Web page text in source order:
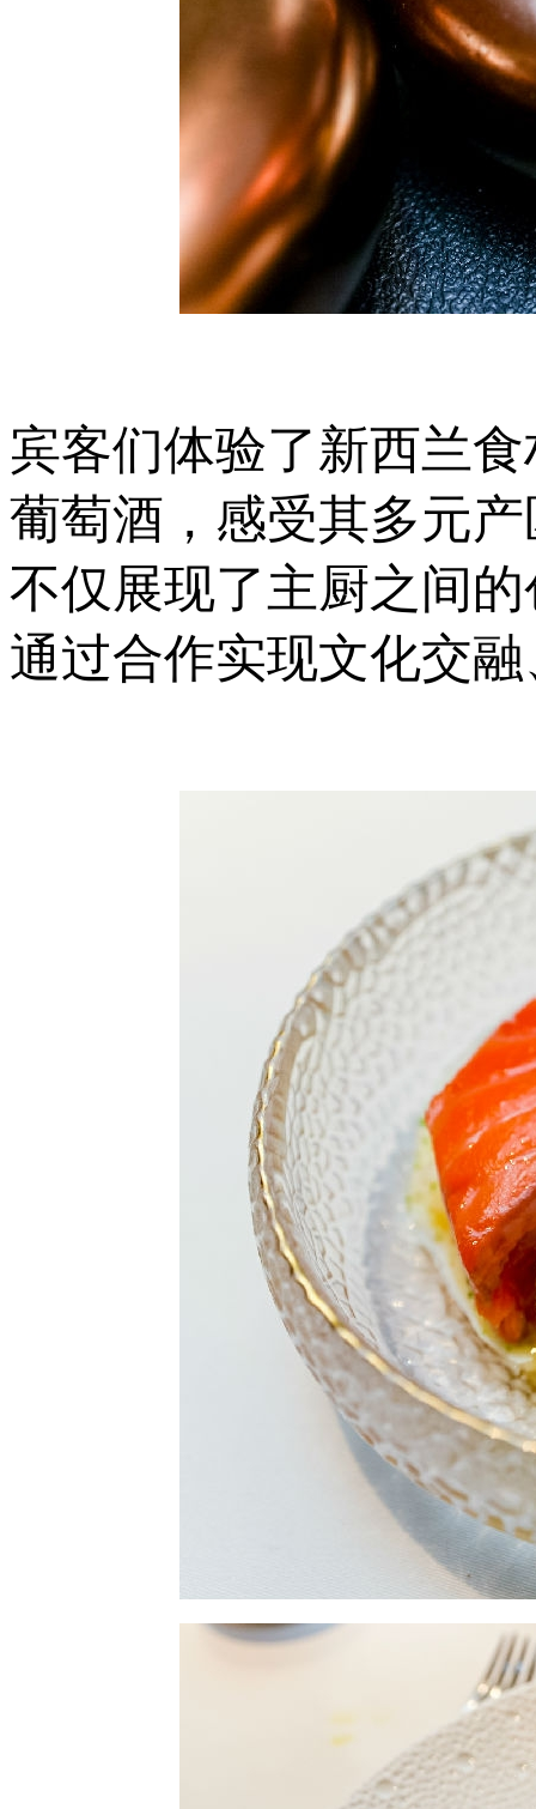
宾客们体验了新西兰
葡萄酒，感受其多元
不仅展现了主厨之间
通过合作实现文化交